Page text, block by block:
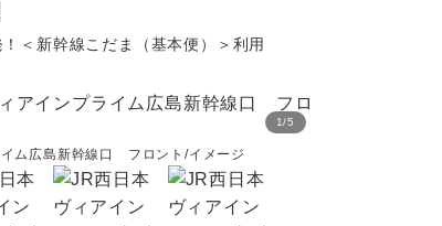
＜新幹線こだま（基本便）＞利用
1/5
ム広島新幹線口 フロント/イメージ JR西日本ヴ